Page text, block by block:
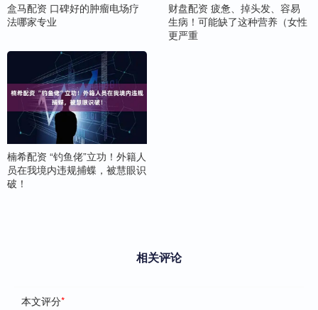
盒马配资 口碑好的肿瘤电场疗
法哪家专业
财盘配资 疲惫、掉头发、容易
生病！可能缺了这种营养（女性
更严重
楠希配资 “钓鱼佬”立功！外籍人
员在我境内违规捕蝶，被慧眼识
破！
相关评论
本文评分*